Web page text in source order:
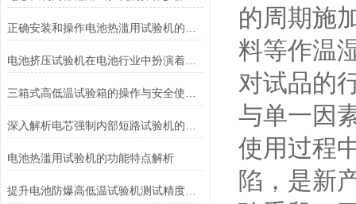
电池热滥用试验机的功能特点解析
提升电池防爆高低温试验机测试精度的技巧
的周期施
料等作温
对试品的
与单一因
使用过程
陷，是新